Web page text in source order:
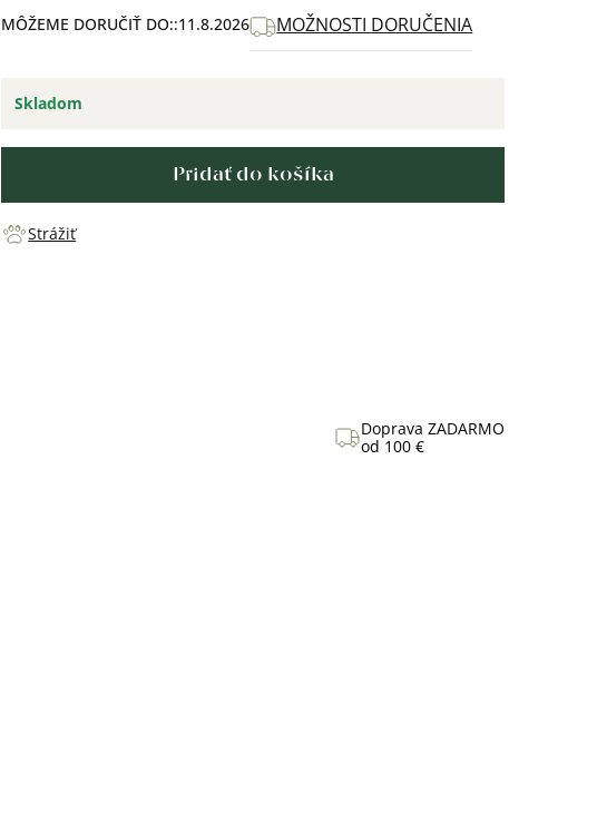
Skladom
MÔŽEME DORUČIŤ DO: 11.8.2026 MOŽNOSTI DORUČENIA
Pridať do košíka
Strážiť
Doprava ZADARMO
od 100 €